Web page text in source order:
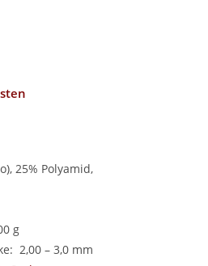
25% Polyamid,
g
2,00 – 3,0 mm